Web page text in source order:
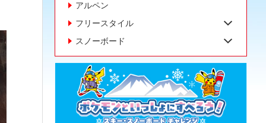
アルペン
フリースタイル
スノーボード